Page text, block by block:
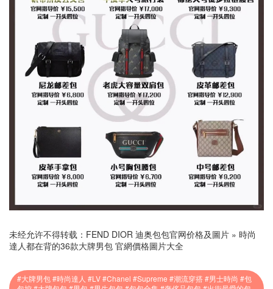
未经允许不得转载： FEND DIOR 迪奥包包官网价格及圖片 » 時尚
達人都在背的36款大牌男包 官網價格圖片大全
#大牌男包 #時尚達人 #LV #Chanel #Supreme #潮流穿搭 #男士時尚 #包